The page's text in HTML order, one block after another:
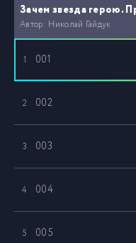
Зачем звезда герою.
Автор: Николай Гайдук
1 001
2 002
3 003
4 004
5 005